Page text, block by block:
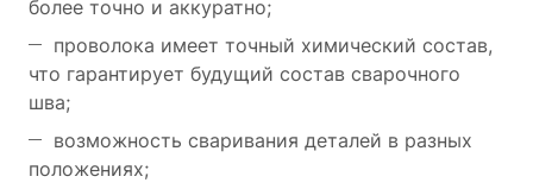
более точно и аккуратно;
проволока имеет точный химический состав,
что гарантирует будущий состав сварочного
шва;
возможность сваривания деталей в разных
положениях;